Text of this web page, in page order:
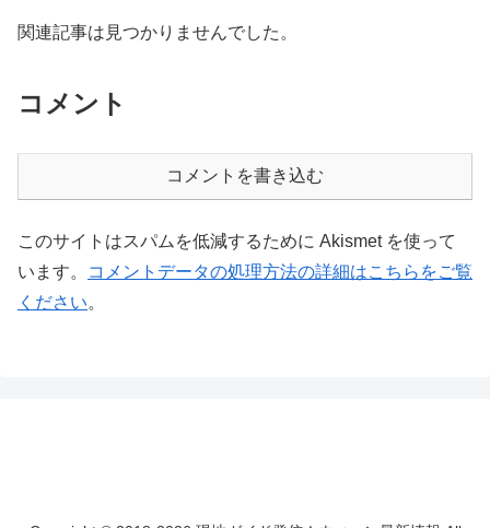
関連記事は見つかりませんでした。
コメント
コメントを書き込む
このサイトはスパムを低減するために Akismet を使って
います。
コメントデータの処理方法の詳細はこちらをご覧
ください。